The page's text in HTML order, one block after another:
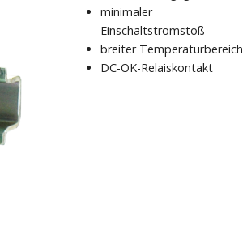
minimaler
Einschaltstromstoß
breiter Temperaturbereich
DC-OK-Relaiskontakt